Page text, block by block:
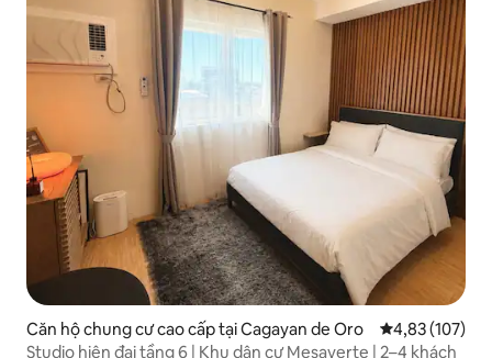
Căn hộ chung cư cao cấp tại Cagayan de Oro Xếp hạng
4,83 (107)
Studio hiện đại tầng 6 | Khu dân cư Mesaverte | 2–4 khách